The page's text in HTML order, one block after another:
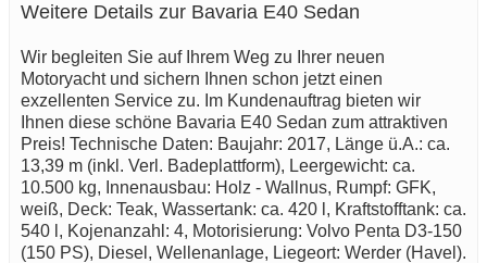
Weitere Details zur Bavaria E40 Sedan
Wir begleiten Sie auf Ihrem Weg zu Ihrer neuen
Motoryacht und sichern Ihnen schon jetzt einen
exzellenten Service zu. Im Kundenauftrag bieten wir
Ihnen diese schöne Bavaria E40 Sedan zum attraktiven
Preis! Technische Daten: Baujahr: 2017, Länge ü.A.: ca.
13,39 m (inkl. Verl. Badeplattform), Leergewicht: ca.
10.500 kg, Innenausbau: Holz - Wallnus, Rumpf: GFK,
weiß, Deck: Teak, Wassertank: ca. 420 l, Kraftstofftank: ca.
540 l, Kojenanzahl: 4, Motorisierung: Volvo Penta D3-150
(150 PS), Diesel, Wellenanlage, Liegeort: Werder (Havel).